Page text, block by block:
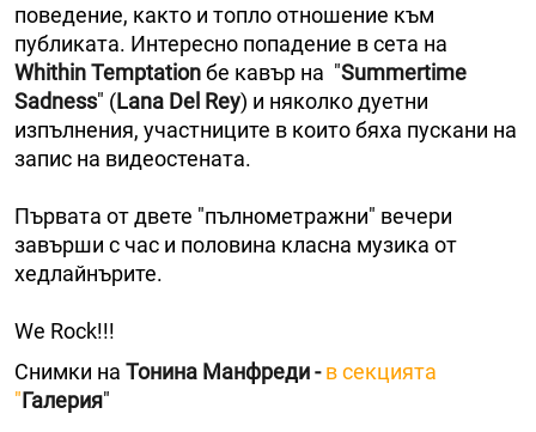
поведение, както и топло отношение към
публиката. Интересно попадение в сета на
Whithin Temptationбе кавър на "Summertime
Sadness" (Lana Del Rey) и няколко дуетни
изпълнения, участниците в които бяха пускани на
запис на видеостената.
Първата от двете "пълнометражни" вечери
завърши с час и половина класна музика от
хедлайнърите.
We Rock!!!
Снимки на Тонина Манфреди -в секцията
"Галерия"